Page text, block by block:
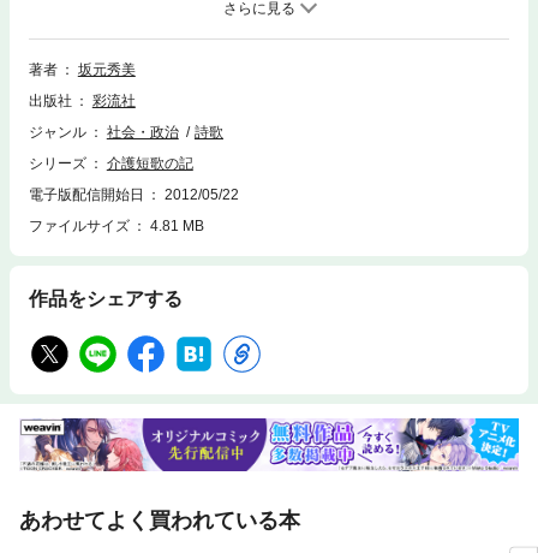
ンションに転居し、息子と二人で在宅介護を覚悟し、デイサービスやヘル
パー、医師や看護師の訪問診療などの支援を受けながら、今日よりはささ
いなことも生きざまを短歌に託し残さんと思う と決して書き綴った短歌日
著者
坂元秀美
出版社
彩流社
ジャンル
社会・政治
詩歌
シリーズ
介護短歌の記
電子版配信開始日
2012/05/22
ファイルサイズ
4.81 MB
作品をシェアする
あわせてよく買われている本